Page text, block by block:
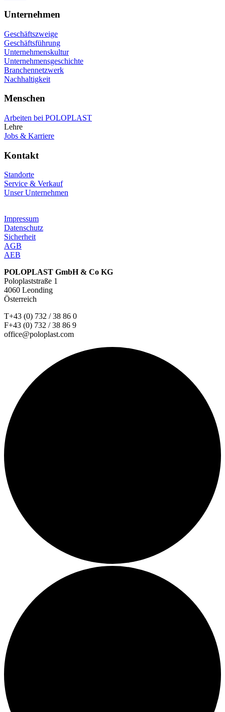
Unternehmen
Geschäftszweige
Geschäftsführung
Unternehmenskultur
Unternehmensgeschichte
Branchennetzwerk
Nachhaltigkeit
Menschen
Arbeiten bei POLOPLAST
Lehre
Jobs & Karriere
Kontakt
Standorte
Service & Verkauf
Unser Unternehmen
Impressum
Datenschutz
Sicherheit
AGB
AEB
POLOPLAST GmbH & Co KG
Poloplaststraße 1
4060 Leonding
Österreich
T+43 (0) 732 / 38 86 0
F+43 (0) 732 / 38 86 9
office@poloplast.com